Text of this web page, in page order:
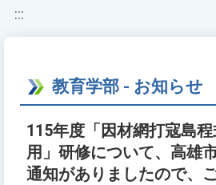
:::
教育学部 - お知らせ
115年度「因材網打寇島
用」研修について、高雄
通知がありましたので、